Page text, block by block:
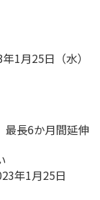
月25日（水）
6か月間延伸
1月25日